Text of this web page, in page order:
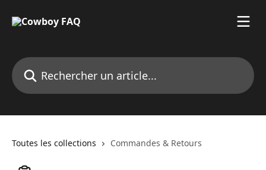
Rechercher un article...
Toutes les collections Commandes & Retours